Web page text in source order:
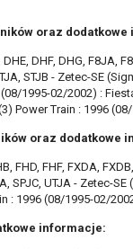
oraz
DHF, DHG, F8JA,
STJB - Zetec-SE
1995-02/2002) :
Power Train : 1996
oraz dodatkowe
FHD, FHF, FXDA,
SPJC, UTJA - Zetec-
: 1996 (08/1995-02/
informacje: